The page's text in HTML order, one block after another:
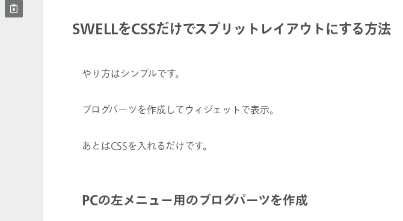
SWELLをCSSだけでスプリットレイアウトにする方法
やり方はシンプルです。
ブログパーツを作成してウィジェットで表示。
あとはCSSを入れるだけです。
PCの左メニュー用のブログパーツを作成